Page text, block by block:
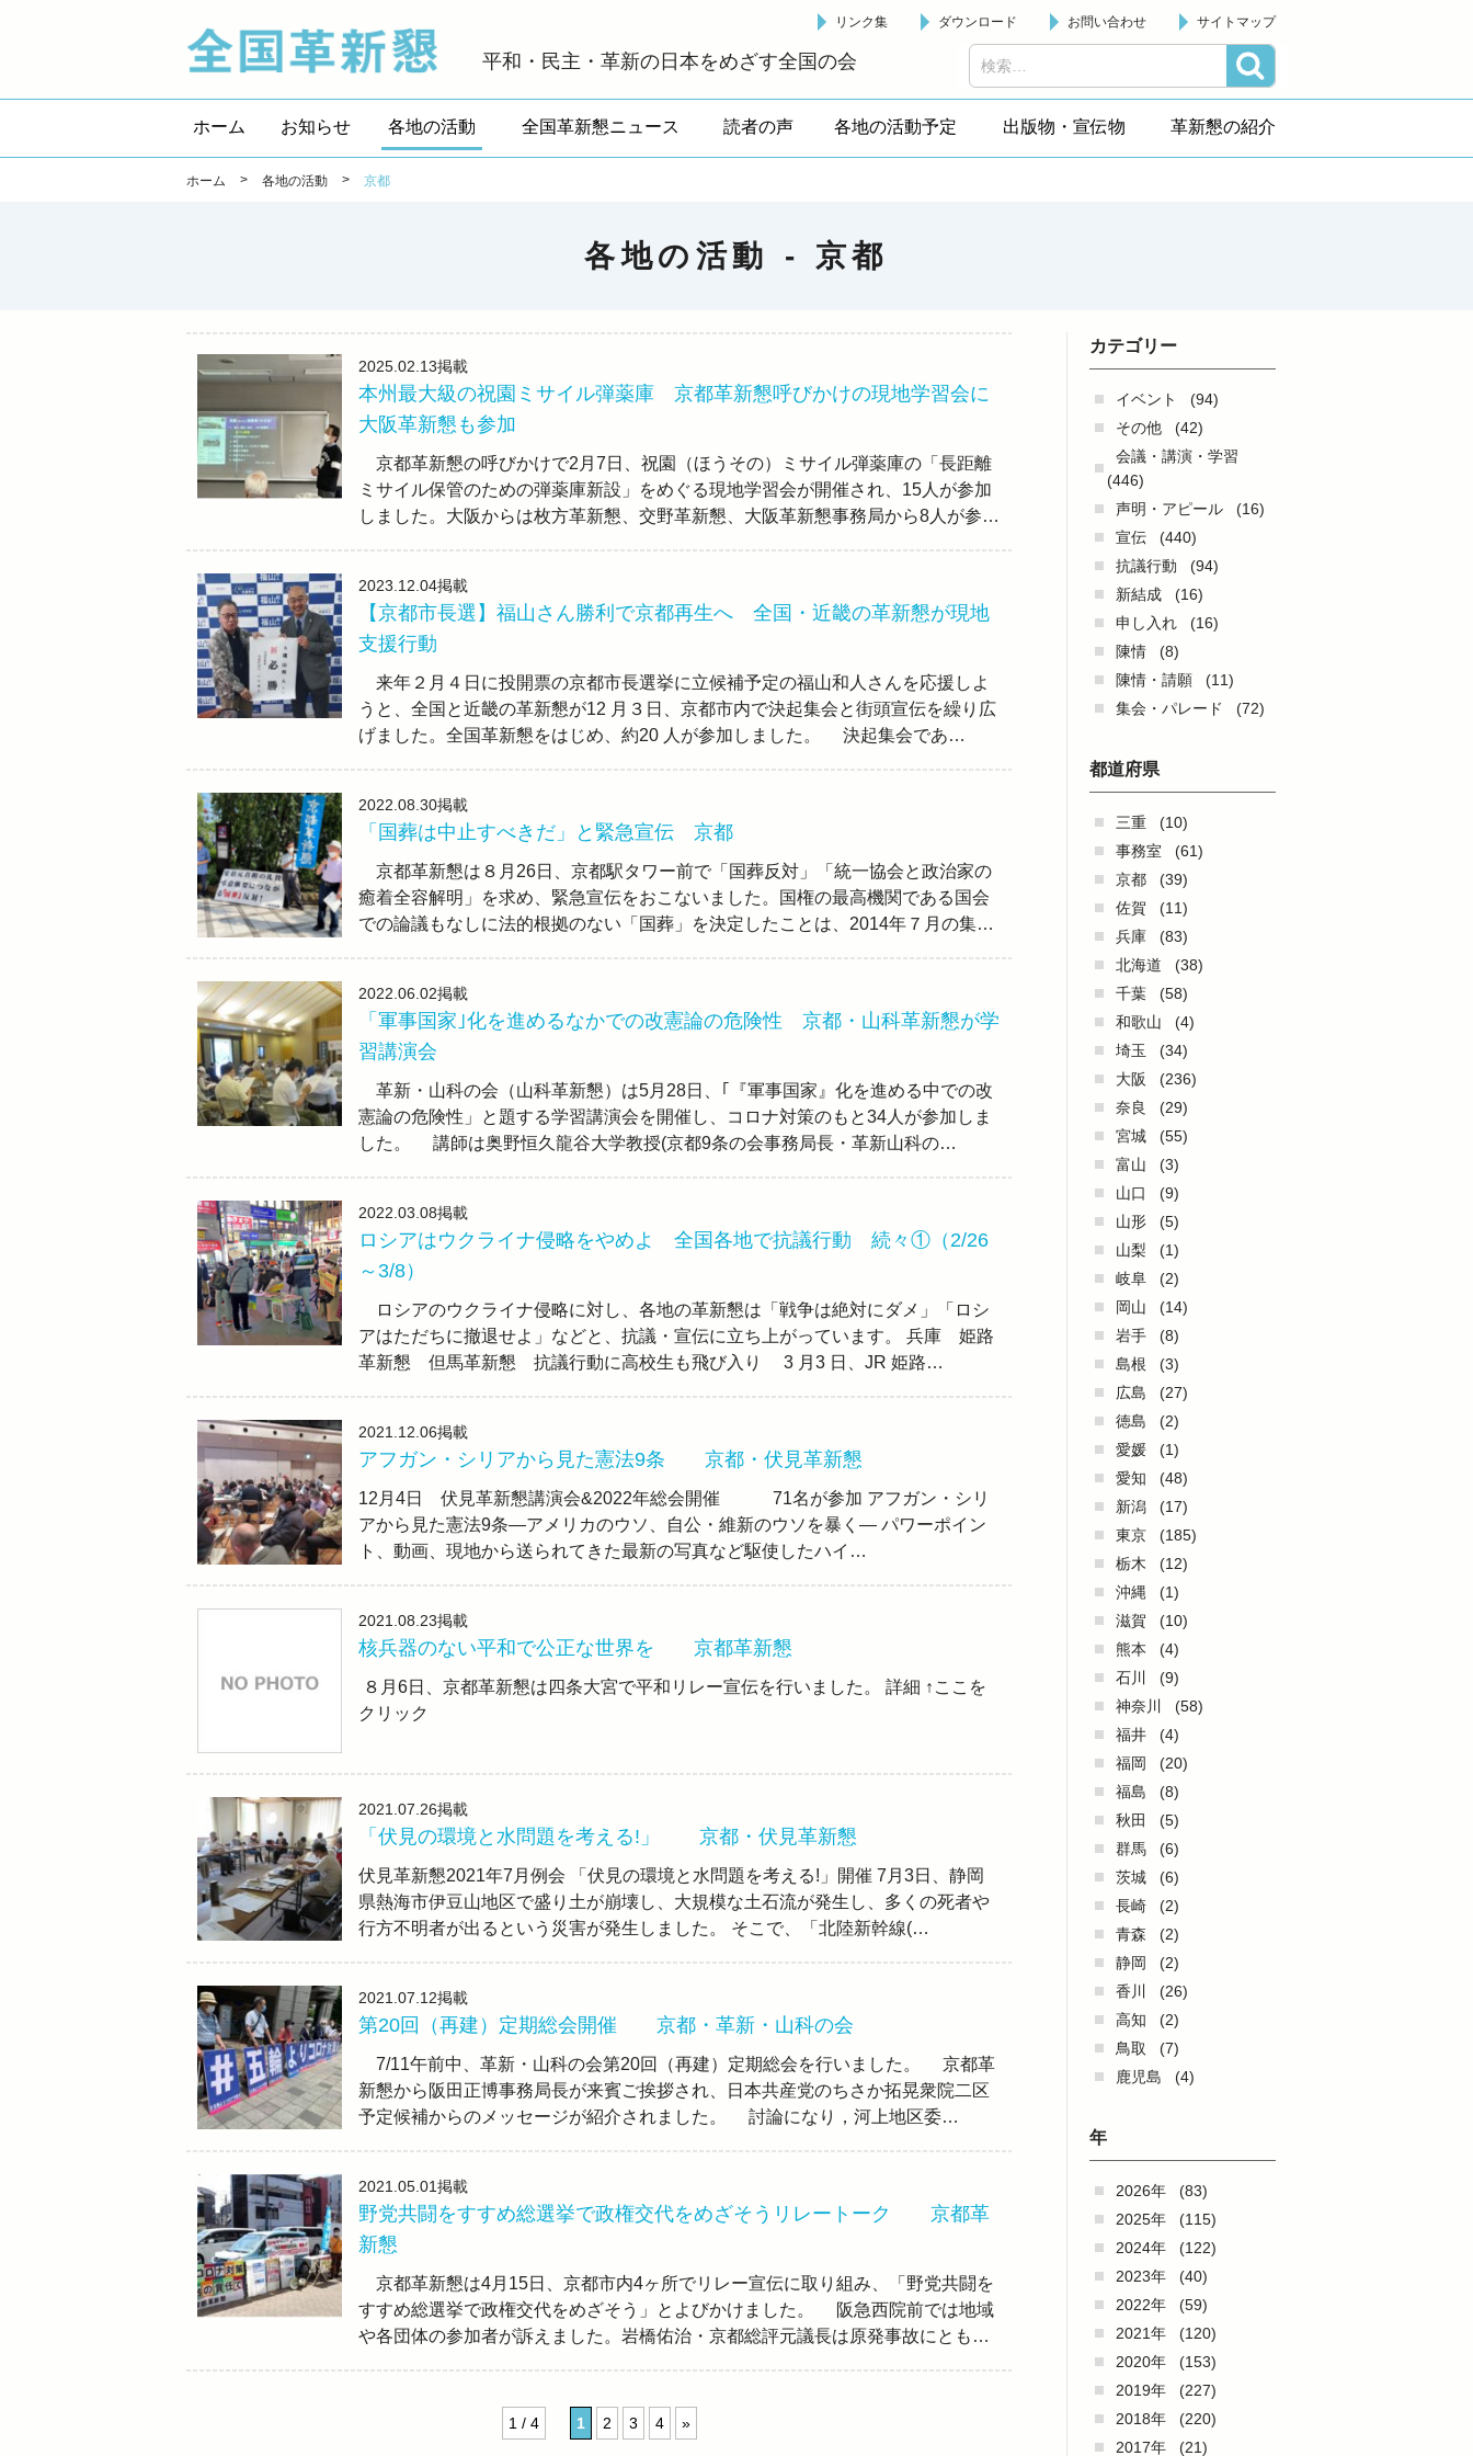
平和・民主・革新の日本をめざす全国の会
リンク集 ダウンロード お問い合わせ サイトマップ
ホーム お知らせ 各地の活動 全国革新懇ニュース 読者の声 各地の活動予定 出版物・宣伝物 革新懇の紹介
ホーム > 各地の活動 > 京都
各地の活動 - 京都
2025.02.13掲載
本州最大級の祝園ミサイル弾薬庫 京都革新懇呼びかけの現地学習会に
大阪革新懇も参加
京都革新懇の呼びかけで2月7日、祝園（ほうその）ミサイル弾薬庫の「長距離
ミサイル保管のための弾薬庫新設」をめぐる現地学習会が開催され、15人が参加
しました。大阪からは枚方革新懇、交野革新懇、大阪革新懇事務局から8人が参…
2023.12.04掲載
【京都市長選】福山さん勝利で京都再生へ 全国・近畿の革新懇が現地
支援行動
来年２月４日に投開票の京都市長選挙に立候補予定の福山和人さんを応援しよ
うと、全国と近畿の革新懇が12 月３日、京都市内で決起集会と街頭宣伝を繰り広
げました。全国革新懇をはじめ、約20 人が参加しました。 決起集会であ…
2022.08.30掲載
「国葬は中止すべきだ」と緊急宣伝 京都
京都革新懇は８月26日、京都駅タワー前で「国葬反対」「統一協会と政治家の
癒着全容解明」を求め、緊急宣伝をおこないました。国権の最高機関である国会
での論議もなしに法的根拠のない「国葬」を決定したことは、2014年７月の集…
2022.06.02掲載
「軍事国家｣化を進めるなかでの改憲論の危険性 京都・山科革新懇が学
習講演会
革新・山科の会（山科革新懇）は5月28日、｢『軍事国家』化を進める中での改
憲論の危険性」と題する学習講演会を開催し、コロナ対策のもと34人が参加しま
した。 講師は奥野恒久龍谷大学教授(京都9条の会事務局長・革新山科の…
2022.03.08掲載
ロシアはウクライナ侵略をやめよ 全国各地で抗議行動 続々①（2/26
～3/8）
ロシアのウクライナ侵略に対し、各地の革新懇は「戦争は絶対にダメ」「ロシ
アはただちに撤退せよ」などと、抗議・宣伝に立ち上がっています。 兵庫 姫路
革新懇 但馬革新懇 抗議行動に高校生も飛び入り 3 月3 日、JR 姫路…
2021.12.06掲載
アフガン・シリアから見た憲法9条 京都・伏見革新懇
12月4日 伏見革新懇講演会&2022年総会開催 71名が参加 アフガン・シリ
アから見た憲法9条—アメリカのウソ、自公・維新のウソを暴く— パワーポイン
ト、動画、現地から送られてきた最新の写真など駆使したハイ…
2021.08.23掲載
核兵器のない平和で公正な世界を 京都革新懇
８月6日、京都革新懇は四条大宮で平和リレー宣伝を行いました。 詳細 ↑ここを
クリック
2021.07.26掲載
「伏見の環境と水問題を考える!」 京都・伏見革新懇
伏見革新懇2021年7月例会 「伏見の環境と水問題を考える!」開催 7月3日、静岡
県熱海市伊豆山地区で盛り土が崩壊し、大規模な土石流が発生し、多くの死者や
行方不明者が出るという災害が発生しました。 そこで、「北陸新幹線(…
2021.07.12掲載
第20回（再建）定期総会開催 京都・革新・山科の会
7/11午前中、革新・山科の会第20回（再建）定期総会を行いました。 京都革
新懇から阪田正博事務局長が来賓ご挨拶され、日本共産党のちさか拓晃衆院二区
予定候補からのメッセージが紹介されました。 討論になり，河上地区委…
2021.05.01掲載
野党共闘をすすめ総選挙で政権交代をめざそうリレートーク 京都革
新懇
京都革新懇は4月15日、京都市内4ヶ所でリレー宣伝に取り組み、「野党共闘を
すすめ総選挙で政権交代をめざそう」とよびかけました。 阪急西院前では地域
や各団体の参加者が訴えました。岩橋佑治・京都総評元議長は原発事故にとも…
1 / 4 1 2 3 4 »
カテゴリー
イベント
(94)
その他
(42)
会議・講演・学習
(446)
声明・アピール
(16)
宣伝
(440)
抗議行動
(94)
新結成
(16)
申し入れ
(16)
陳情
(8)
陳情・請願
(11)
集会・パレード
(72)
都道府県
三重
(10)
事務室
(61)
京都
(39)
佐賀
(11)
兵庫
(83)
北海道
(38)
千葉
(58)
和歌山
(4)
埼玉
(34)
大阪
(236)
奈良
(29)
宮城
(55)
富山
(3)
山口
(9)
山形
(5)
山梨
(1)
岐阜
(2)
岡山
(14)
岩手
(8)
島根
(3)
広島
(27)
徳島
(2)
愛媛
(1)
愛知
(48)
新潟
(17)
東京
(185)
栃木
(12)
沖縄
(1)
滋賀
(10)
熊本
(4)
石川
(9)
神奈川
(58)
福井
(4)
福岡
(20)
福島
(8)
秋田
(5)
群馬
(6)
茨城
(6)
長崎
(2)
青森
(2)
静岡
(2)
香川
(26)
高知
(2)
鳥取
(7)
鹿児島
(4)
年
2026年
(83)
2025年
(115)
2024年
(122)
2023年
(40)
2022年
(59)
2021年
(120)
2020年
(153)
2019年
(227)
2018年
(220)
2017年
(21)